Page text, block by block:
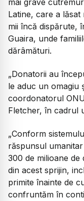
Latine, care a
mii încă dispărute,
Guaira, unde
dărâmături.
„Donatorii au
le aduc un omagiu
coordonatorul
Fletcher, în cadrul
„Conform
răspunsul
300 de milioane
din acest sprijin,
primite înainte de
confruntăm în